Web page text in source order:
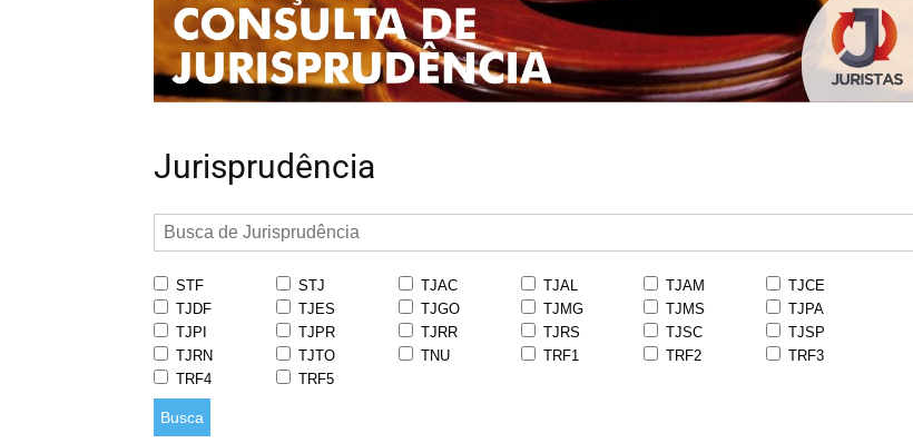
Jurisprudência
STF STJ TJAC TJAL TJAM
TJCE
TJDF
TJES TJGO TJMG TJMS
TJPA
TJPI
TJPR TJRR TJRS TJSC
TJSP
TJRN
TJTO TNU TRF1 TRF2
TRF3
TRF4
TRF5
Busca